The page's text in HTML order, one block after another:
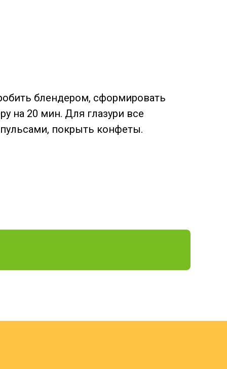
блендером, сформировать
на 20 мин. Для глазури все
покрыть конфеты.